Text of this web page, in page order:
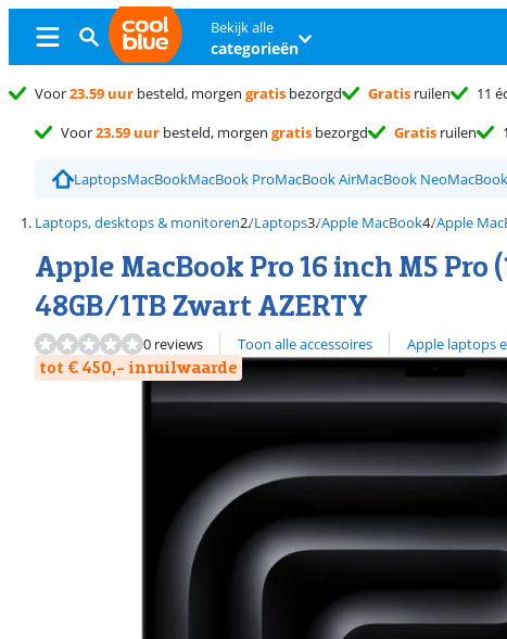
Bekijk alle
categorieën
Voor23.59 uur besteld, morgen gratis bezorgd Gratis ruilen 11
Voor23.59 uur besteld, morgen gratis bezorgd Gratis ruilen
LaptopsMacBookMacBook ProMacBook AirMacBook Neo
Laptops, desktops & monitoren Laptops Apple MacBook Apple
Apple MacBook Pro 16 inch M5 Pro
48GB/1TB Zwart AZERTY
0 reviews Toon alle accessoires
Bekijk alle Apple laptops
tot € 450,- inruilwaarde